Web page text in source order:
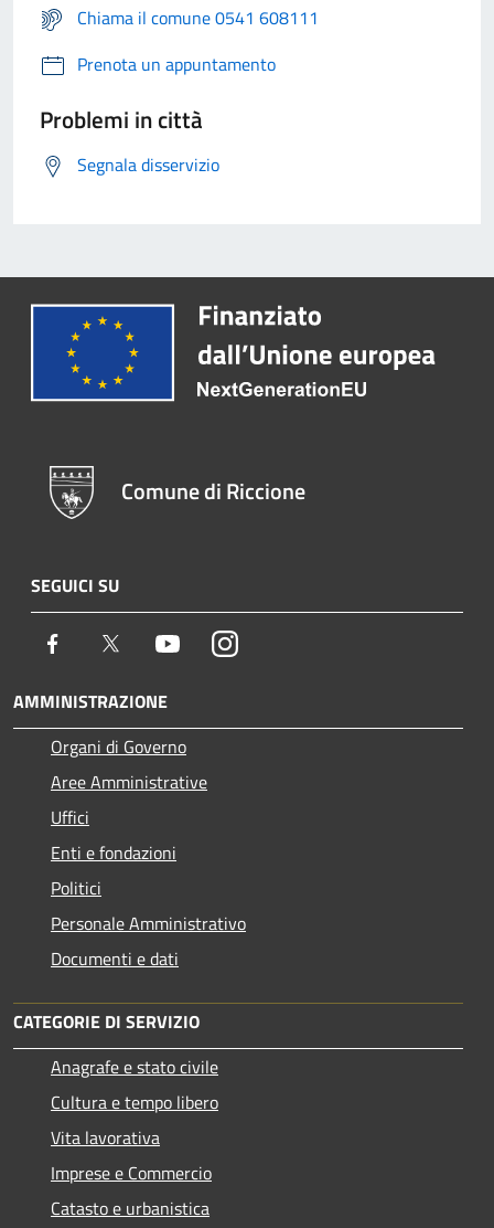
Chiama il comune 0541 608111
Prenota un appuntamento
Problemi in città
Segnala disservizio
Comune di Riccione
SEGUICI SU
Facebook Twitter YoutubeInstagram
AMMINISTRAZIONE
Organi di Governo
Aree Amministrative
Uffici
Enti e fondazioni
Politici
Personale Amministrativo
Documenti e dati
CATEGORIE DI SERVIZIO
Anagrafe e stato civile
Cultura e tempo libero
Vita lavorativa
Imprese e Commercio
Catasto e urbanistica